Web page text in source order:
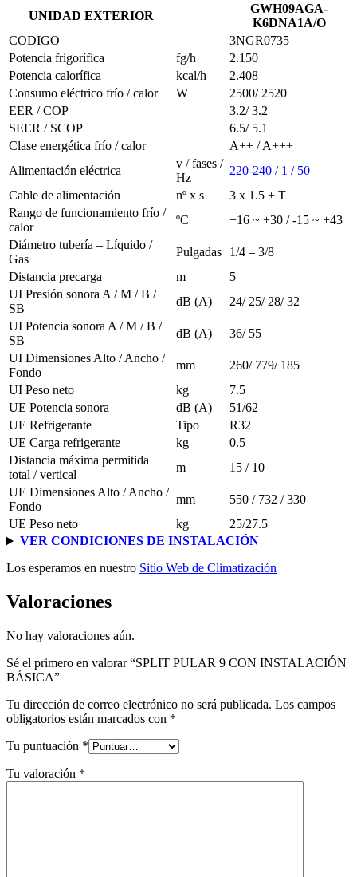
UNIDAD EXTERIOR
GWH09AGA-
K6DNA1A/O
CODIGO
3NGR0735
Potencia frigorífica
fg/h
2.150
Potencia calorífica
kcal/h
2.408
Consumo eléctrico frío / calor
W
2500/ 2520
EER / COP
3.2/ 3.2
SEER / SCOP
6.5/ 5.1
Clase energética frío / calor
A++ / A+++
Alimentación eléctrica
v / fases /
Hz
220-240 / 1 / 50
Cable de alimentación
nº x s
3 x 1.5 + T
Rango de funcionamiento frío /
calor
ºC
+16 ~ +30 / -15 ~ +43
Diámetro tubería – Líquido /
Gas
Pulgadas
1/4 – 3/8
Distancia precarga
m
5
UI Presión sonora A / M / B /
SB
dB (A)
24/ 25/ 28/ 32
UI Potencia sonora A / M / B /
SB
dB (A)
36/ 55
UI Dimensiones Alto / Ancho /
Fondo
mm
260/ 779/ 185
UI Peso neto
kg
7.5
UE Potencia sonora
dB (A)
51/62
UE Refrigerante
Tipo
R32
UE Carga refrigerante
kg
0.5
Distancia máxima permitida
total / vertical
m
15 / 10
UE Dimensiones Alto / Ancho /
Fondo
mm
550 / 732 / 330
UE Peso neto
kg
25/27.5
VER CONDICIONES DE INSTALACIÓN
Los esperamos en nuestro Sitio Web de Climatización
Valoraciones
No hay valoraciones aún.
Sé el primero en valorar “SPLIT PULAR 9 CON INSTALACIÓN
BÁSICA”
Tu dirección de correo electrónico no será publicada. Los campos
obligatorios están marcados con *
Tu puntuación *
Tu valoración *